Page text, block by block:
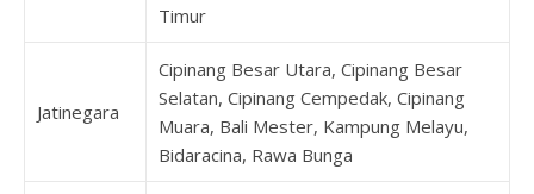
Timur
Jatinegara
Cipinang Besar Utara, Cipinang Besar
Selatan, Cipinang Cempedak, Cipinang
Muara, Bali Mester, Kampung Melayu,
Bidaracina, Rawa Bunga